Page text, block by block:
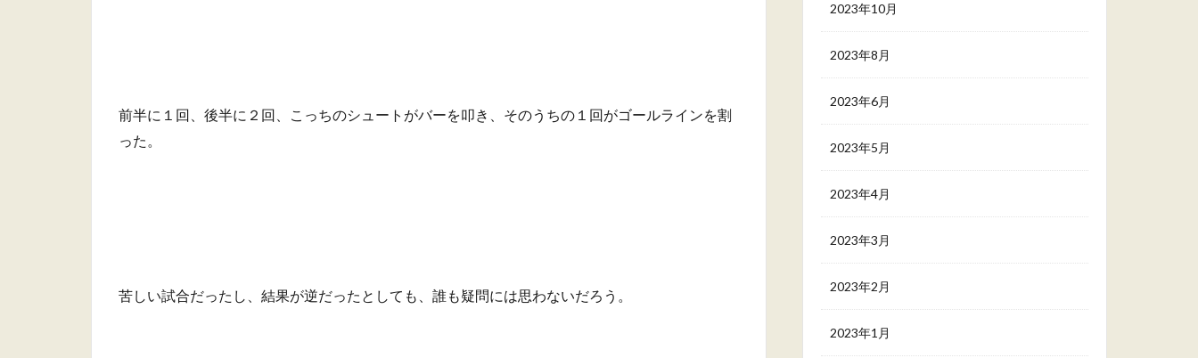
前半に１回、後半に２回、こっちのシュートがバーを叩き、そのうちの１回がゴールラインを割
った。
苦しい試合だったし、結果が逆だったとしても、誰も疑問には思わないだろう。
2023年10月
2023年8月
2023年6月
2023年5月
2023年4月
2023年3月
2023年2月
2023年1月